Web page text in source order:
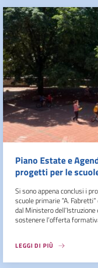
Piano Estate e
progetti per le
Si sono appena conclusi i
scuole primarie ”A.
dal Ministero
sostenere l’offerta
LEGGI DI PIÙ